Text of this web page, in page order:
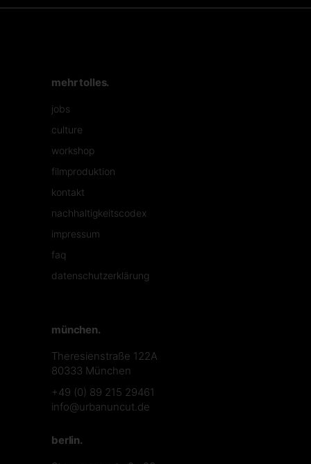
mehr tolles.
jobs
culture
workshop
filmproduktion
kontakt
nachhaltigkeitscodex
impressum
faq
datenschutzerklärung
münchen.
Theresienstraße 122A
80333 München
+49 (0) 89 215 29461
info@urbanuncut.de
berlin.